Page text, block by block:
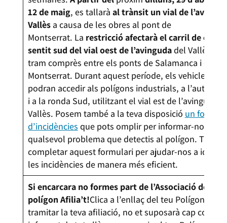
12 de maig, es tallarà al trànsit un vial de
Vallèsa causa de les obres al pont de
Montserrat. La restriccióafectarà el carril de
sentit sud del vial oest de l’avingudadel Vallès, en
tram comprès entre els ponts de Salamanca i de
Montserrat. Durant aquest període, els vehicles
podran accedir als polígons industrials, a
i a la ronda Sud, utilitzant el vial est de l’avinguda
Vallès. Posem també a la teva disposició un
d’incidències que pots omplir per informar-nos de
qualsevol problema que detectis al polígon.
completar aquest formulari per ajudar-nos a
les incidències de manera més eficient.
Si encarcara no formes part de l’Associació del teu
polígon Afilia’t!Clica a l’enllaç del teu Polígon per
tramitar la teva afiliació, no et suposarà cap cost i